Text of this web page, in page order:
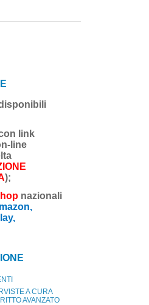
link
line
);
nazionali
A CURA
AVANZATO